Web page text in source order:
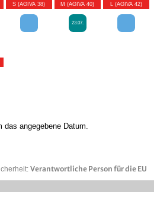
S (AGIVA 38) M (AGIVA 40) L (AGIVA 42)
23.07.
das angegebene Datum.
Verantwortliche Person für die EU